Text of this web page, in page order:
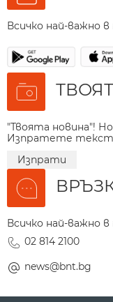
Всичко най-важно
"Твоята новина"!
Изпратете текст,
Изпрати
Всичко най-важно
02 814 2100
news@bnt.bg